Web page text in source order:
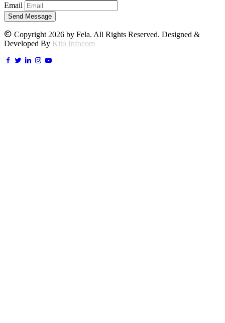
Email
Send Message
Copyright 2026 by Fela. All Rights Reserved. Designed &
Developed By Kito Infocom